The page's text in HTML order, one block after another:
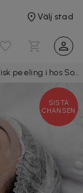
Välj stad
TRX33 kemisk peeling i hos Som Beauty24 i Majorna
SISTA
CHANSEN